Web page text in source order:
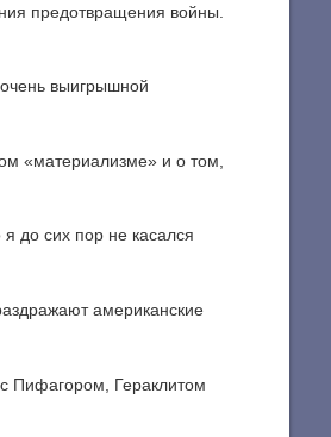
предотвращения войны.
выигрышной
«материализме» и о том,
до сих пор не касался
американские
Пифагором, Гераклитом